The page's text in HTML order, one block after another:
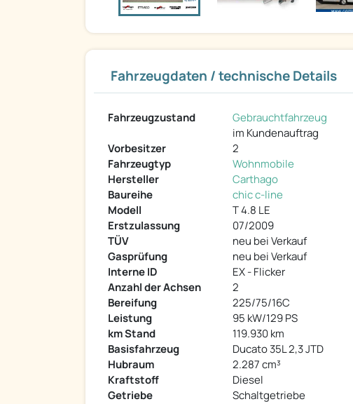
Fahrzeugdaten / technische Details
Fahrzeugzustand
Gebrauchtfahrzeug
im Kundenauftrag
Vorbesitzer
2
Fahrzeugtyp
Wohnmobile
Hersteller
Carthago
Baureihe
chic c-line
Modell
T 4.8 LE
Erstzulassung
07/2009
TÜV
neu bei Verkauf
Gasprüfung
neu bei Verkauf
Interne ID
EX - Flicker
Anzahl der Achsen
2
Bereifung
225/75/16C
Leistung
95 kW/129 PS
km Stand
119.930 km
Basisfahrzeug
Ducato 35L 2,3 JTD
Hubraum
2.287 cm³
Kraftstoff
Diesel
Getriebe
Schaltgetriebe